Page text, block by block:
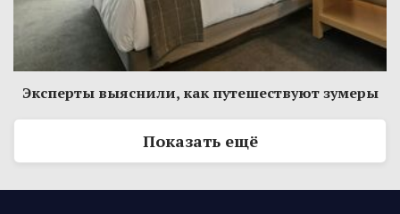
Эксперты выяснили, как путешествуют зумеры
Показать ещё